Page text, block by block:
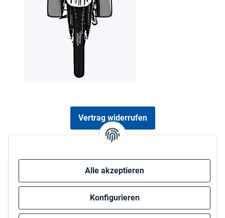
Alle akzeptieren
Konfigurieren
Vertrag widerrufen